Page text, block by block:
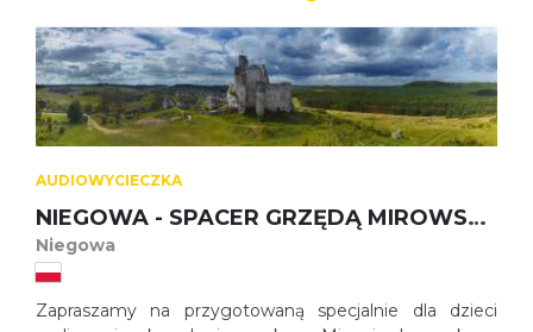
AUDIOWYCIECZKA
NIEGOWA - SPACER GRZĘDĄ MIROWSKĄ Z ZAMKU W MIROWIE DO ZAMKU BOBOLICE – DLA DZIECI
Niegowa
Zapraszamy na przygotowaną specjalnie dla dzieci